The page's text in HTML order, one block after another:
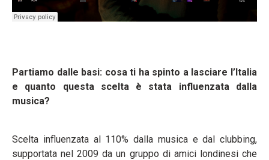
Partiamo dalle basi: cosa ti ha spinto a lasciare l’Italia
e quanto questa scelta è stata influenzata dalla
musica?
Scelta influenzata al 110% dalla musica e dal clubbing,
supportata nel 2009 da un gruppo di amici londinesi che